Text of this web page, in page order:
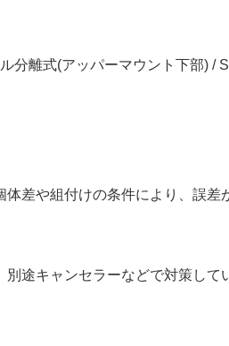
分離式(アッパーマウント下部) /
差や組付けの条件により、誤差
途キャンセラーなどで対策して